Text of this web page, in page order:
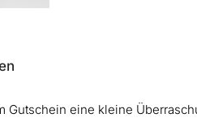
Gutschein eine kleine